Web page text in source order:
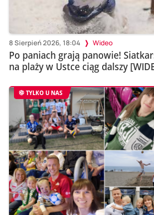
8 Sierpień 2026, 18:04 Wideo
Po paniach grają panowie!
na plaży w Ustce ciąg dalszy
TYLKO U NAS